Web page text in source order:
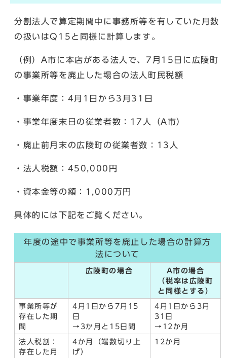
分割法人で算定期間中に事務所等を有していた月数
の扱いはQ15と同様に計算します。
（例）A市に本店がある法人で、7月15日に広陵町
の事業所等を廃止した場合の法人町民税額
・事業年度：4月1日から3月31日
・事業年度末日の従業者数：17人（A市）
・廃止前月末の広陵町の従業者数：13人
・法人税額：450,000円
・資本金等の額：1,000万円
具体的には下記をご覧ください。
年度の途中で事業所等を廃止した場合の計算方
法について
広陵町の場合
A市の場合
（税率は広陵町
と同様とする）
事業所等が
存在した期
間
4月1日から7月15
日
→3か月と15日間
4月1日から3月
31日
→12か月
法人税割：
存在した月
4か月（端数切り上
げ）
12か月